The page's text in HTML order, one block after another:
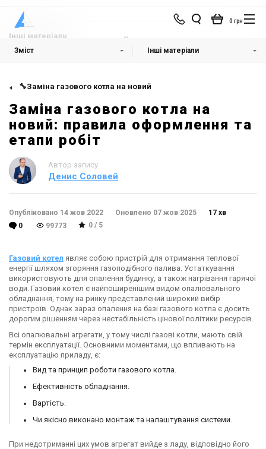
0 грн
Інші матеріали
Зміст Інші матеріали
🔧Заміна газового котла на новий
Заміна газового котла на
новий: правила оформлення та
етапи робіт
Автор запису
Денис Соловей
Опубліковано 14 жов 2022 Оновлено 07 жов 2025
17 хв
0
99773 0 / 5
Газовий котел являє собою пристрій для отримання теплової
енергії шляхом згоряння газоподібного палива. Устаткування
використовують для опалення будинку, а також нагрівання гарячої
води. Газовий котел є найпоширенішим видом опалювального
обладнання, тому на ринку представлений широкий вибір
пристроїв. Однак зараз опалення на базі газового котла є досить
дорогим рішенням через нестабільність цінової політики ресурсів.
Всі опалювальні агрегати, у тому числі газові котли, мають свій
термін експлуатації. Основними моментами, що впливають на
експлуатацію приладу, є:
Вид та принцип роботи газового котла.
Ефективність обладнання.
Вартість.
Чи якісно виконано монтаж та налаштування системи.
При недотриманні цих умов агрегат вийде з ладу, відповідно його